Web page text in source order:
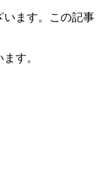
います。この記事
す。